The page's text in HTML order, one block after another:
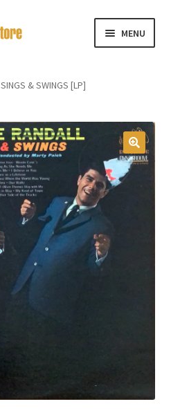
MENU
SINGS & SWINGS [LP]
🔍